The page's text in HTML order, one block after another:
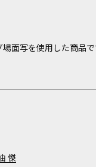
面写を使用した商品で
傑